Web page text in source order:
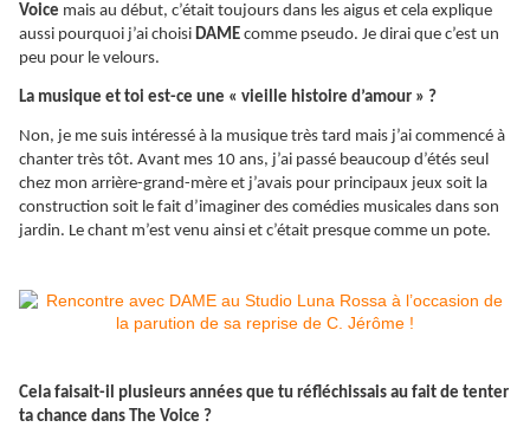
Voice mais au début, c’était toujours dans les aigus et cela explique
aussi pourquoi j’ai choisi DAME comme pseudo. Je dirai que c’est un
peu pour le velours.
La musique et toi est-ce une « vieille histoire d’amour » ?
Non, je me suis intéressé à la musique très tard mais j’ai commencé à
chanter très tôt. Avant mes 10 ans, j’ai passé beaucoup d’étés seul
chez mon arrière-grand-mère et j’avais pour principaux jeux soit la
construction soit le fait d’imaginer des comédies musicales dans son
jardin. Le chant m’est venu ainsi et c’était presque comme un pote.
Cela faisait-il plusieurs années que tu réfléchissais au fait de tenter
ta chance dans The Voice ?